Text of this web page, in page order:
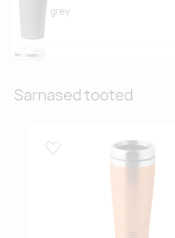
grey
Sarnased tooted